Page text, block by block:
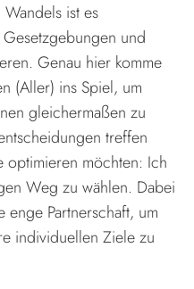
ist es
und
Genau hier komme
(Aller) ins Spiel, um
gleichermaßen zu
treffen
optimieren möchten: Ich
Weg zu wählen. Dabei
Partnerschaft, um
individuellen Ziele zu